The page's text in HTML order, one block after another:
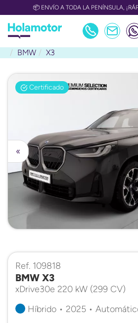
📦 ENVÍO A TODA LA PENÍNSULA,
BMW X3
Certificado
«
Ref. 109818
BMW X3
xDrive30e 220 kW (299 CV)
Híbrido • 2025 •